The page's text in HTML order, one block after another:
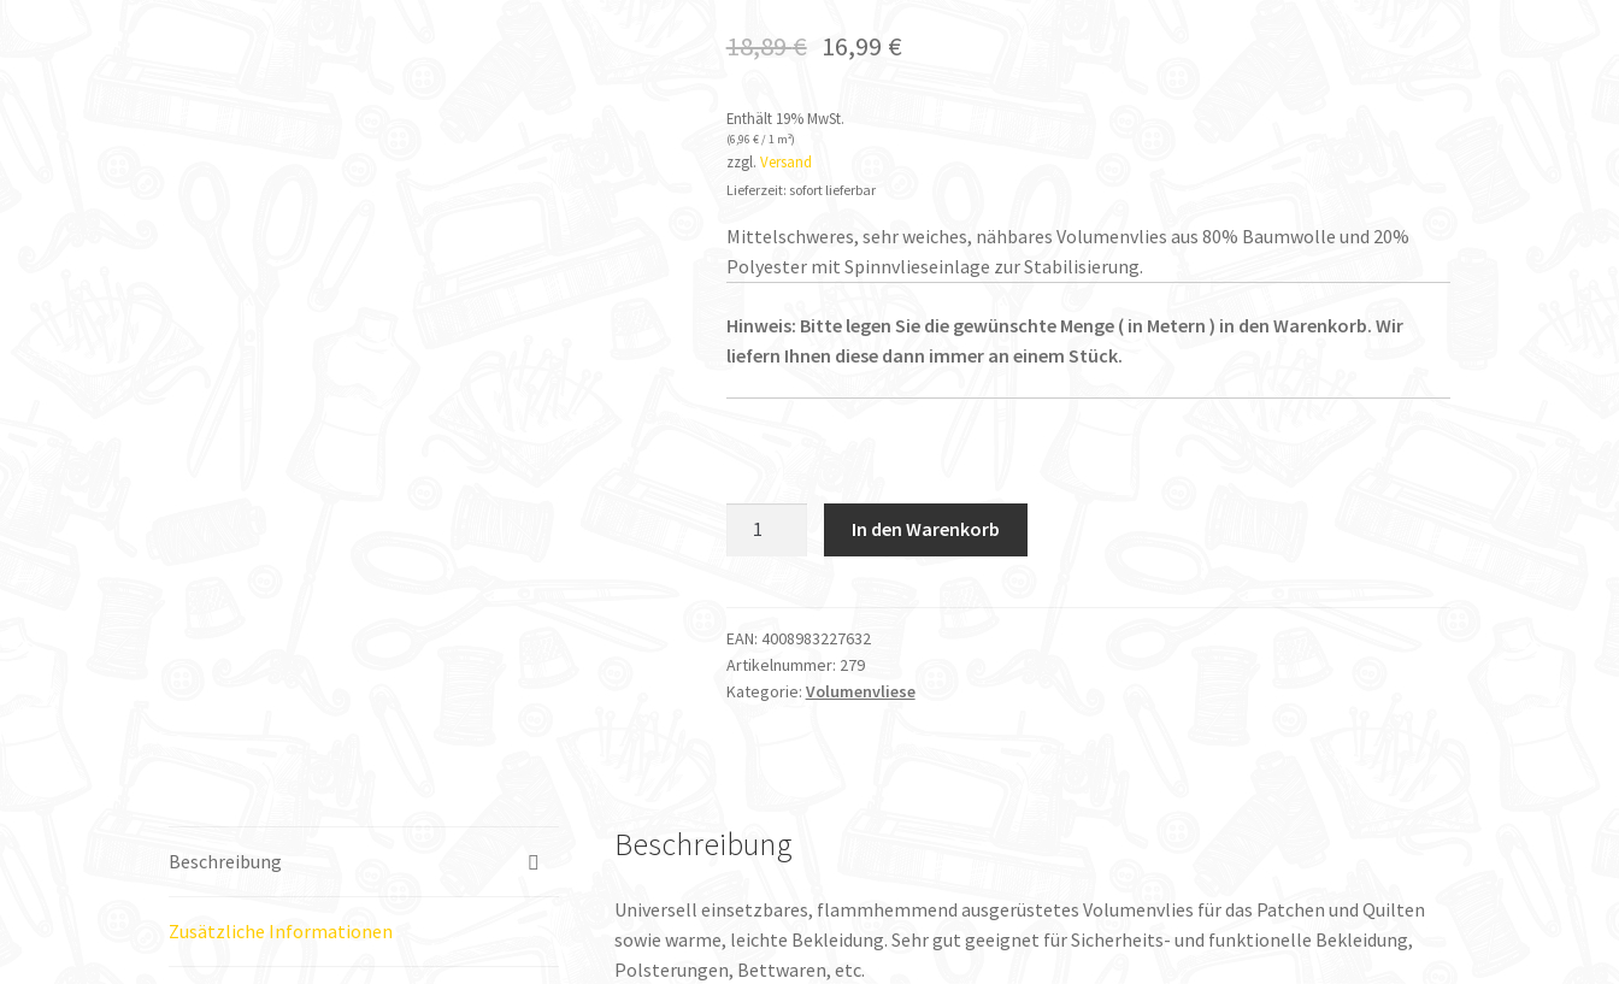
18,89€ 16,99 €
Enthält 19% MwSt.
(6,96 €/ 1 m²)
zzgl. Versand
Lieferzeit: sofort lieferbar
Mittelschweres, sehr weiches, nähbares Volumenvlies aus 80% Baumwolle und 20%
Polyester mit Spinnvlieseinlage zur Stabilisierung.
Hinweis: Bitte legen Sie die gewünschte Menge ( in Metern ) in den Warenkorb. Wir
liefern Ihnen diese dann immer an einem Stück.
Cotton
Mix
244cm
In den Warenkorb
EAN: 4008983227632
Artikelnummer: 279
Kategorie: Volumenvliese
Beschreibung
Zusätzliche Informationen
Beschreibung
Universell einsetzbares, flammhemmend ausgerüstetes Volumenvlies für das Patchen und Quilten
sowie warme, leichte Bekleidung. Sehr gut geeignet für Sicherheits- und funktionelle Bekleidung,
Polsterungen, Bettwaren, etc.